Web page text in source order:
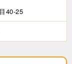
40-25